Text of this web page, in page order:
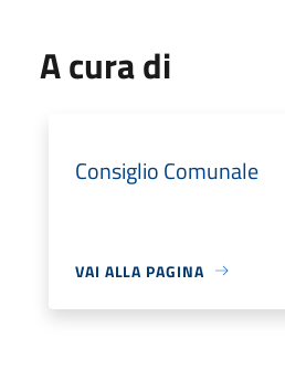
A cura di
Consiglio Comunale
VAI ALLA PAGINA